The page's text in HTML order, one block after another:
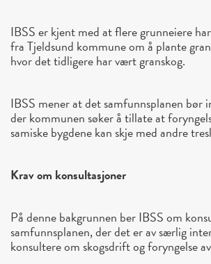
IBSS er kjent med at flere grunneiere
fra Tjeldsund kommune om å plante
hvor det tidligere har vært granskog.
IBSS mener at det samfunnsplanen bør
der kommunen søker å tillate at
samiske bygdene kan skje med andre
Krav om konsultasjoner
På denne bakgrunnen ber IBSS om
samfunnsplanen, der det er av særlig
konsultere om skogsdrift og foryngelse